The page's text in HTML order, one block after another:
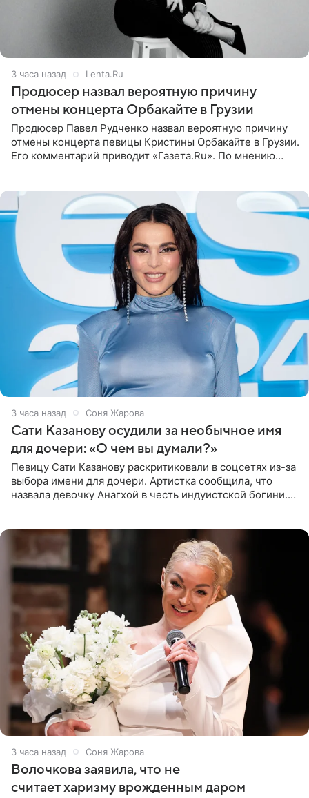
3 часа назад Lenta.Ru
Продюсер назвал вероятную причину
отмены концерта Орбакайте в Грузии
Продюсер Павел Рудченко назвал вероятную причину
отмены концерта певицы Кристины Орбакайте в Грузии.
Его комментарий приводит «Газета.Ru». По мнению
3 часа назад Соня Жарова
Сати Казанову осудили за необычное имя
для дочери: «О чем вы думали?»
Певицу Сати Казанову раскритиковали в соцсетях из-за
выбора имени для дочери. Артистка сообщила, что
назвала девочку Анагхой в честь индуистской богини.
3 часа назад Соня Жарова
Волочкова заявила, что не
считает харизму врожденным даром